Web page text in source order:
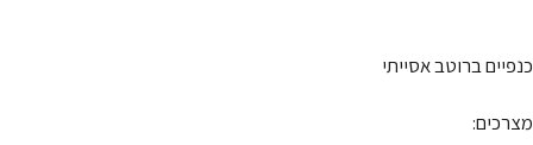
כנפיים ברוטב אסייתי
מצרכים: